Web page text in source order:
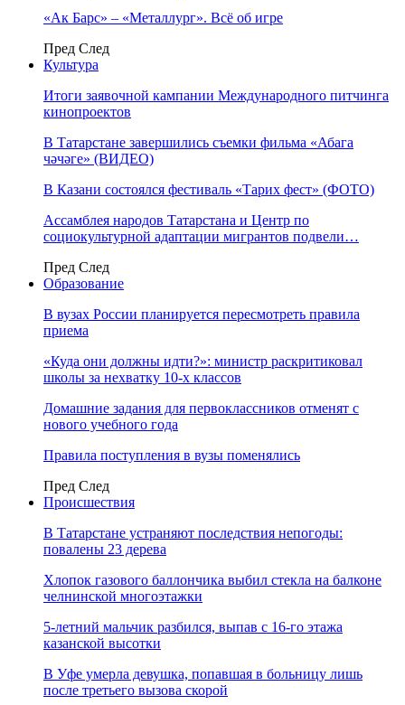
«Ак Барс» – «Металлург». Всё об игре
Пред След
Культура
Итоги заявочной кампании Международного питчинга
кинопроектов
В Татарстане завершились съемки фильма «Абага
чәчәге» (ВИДЕО)
В Казани состоялся фестиваль «Тарих фест» (ФОТО)
Ассамблея народов Татарстана и Центр по
социокультурной адаптации мигрантов подвели…
Пред След
Образование
В вузах России планируется пересмотреть правила
приема
«Куда они должны идти?»: министр раскритиковал
школы за нехватку 10-х классов
Домашние задания для первоклассников отменят с
нового учебного года
Правила поступления в вузы поменялись
Пред След
Происшествия
В Татарстане устраняют последствия непогоды:
повалены 23 дерева
Хлопок газового баллончика выбил стекла на балконе
челнинской многоэтажки
5-летний мальчик разбился, выпав с 16-го этажа
казанской высотки
В Уфе умерла девушка, попавшая в больницу лишь
после третьего вызова скорой